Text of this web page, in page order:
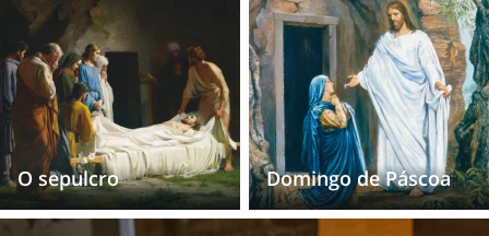
O sepulcro Domingo de Páscoa